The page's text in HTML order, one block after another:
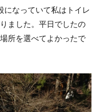
になっていて私はトイレ
ました。平日でしたの
所を選べてよかったで